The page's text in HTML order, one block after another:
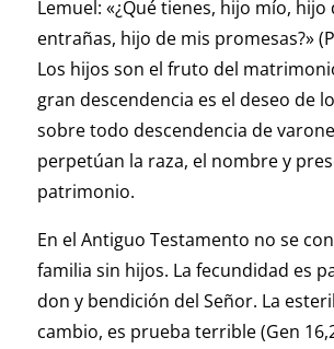
Lemuel: «¿Qué tienes, hijo mío, hijo
entrañas, hijo de mis promesas?»
Los hijos son el fruto del
gran descendencia es el deseo de
sobre todo descendencia de
perpetúan la raza, el nombre y
patrimonio.
En el Antiguo Testamento no se
familia sin hijos. La fecundidad es
don y bendición del Señor. La
cambio, es prueba terrible (Gen